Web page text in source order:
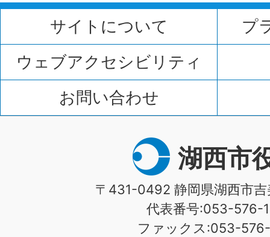
サイトについて
プ
ウェブアクセシビリティ
お問い合わせ
湖西市
〒431-0492 静岡県湖西市
代表番号:053-576-
ファックス:053-576-